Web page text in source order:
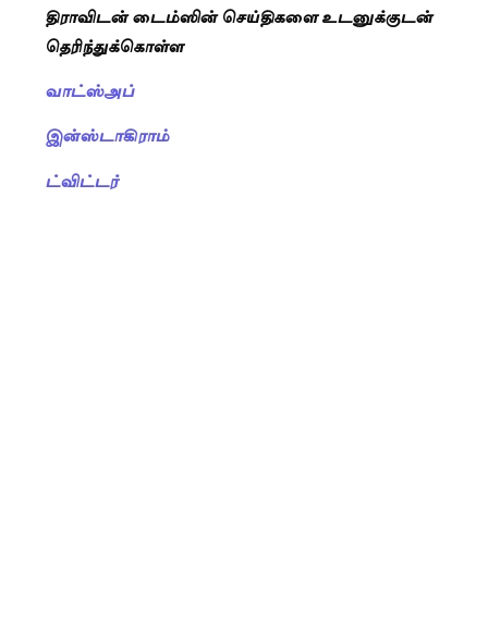
திராவிடன் டைம்ஸின் செய்திகளை உடனுக்குடன்
தெரிந்துக்கொள்ள
வாட்ஸ்அப்
இன்ஸ்டாகிராம்
ட்விட்டர்